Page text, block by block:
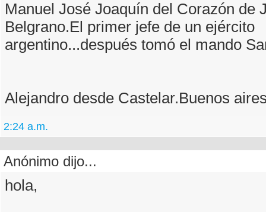
Manuel José Joaquín del Corazón de
Belgrano.El primer jefe de un ejército
argentino...después tomó el mando
Alejandro desde Castelar.Buenos
2:24 a.m.
Anónimo dijo...
hola,